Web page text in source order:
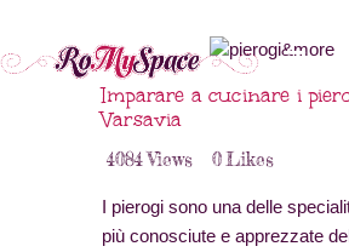
Storie Di Viaggio
Imparare a cucinare i
Varsavia
4084Views 0Likes
I pierogi sono una delle
più conosciute e apprezzate